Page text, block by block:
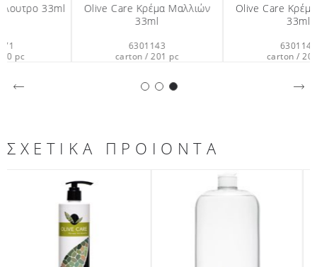
Olive Care Κρέμα Μαλλιών
carton / 201 pc
Olive Care Κρέμα Σώματος
carton / 201 pc
ΣΧΕΤΙΚΑ ΠΡΟΙΟΝΤΑ